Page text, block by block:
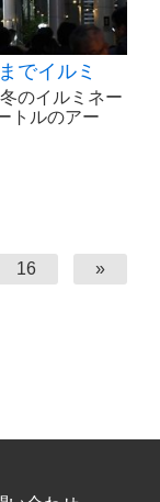
でイルミ
のイルミネー
トルのアー
16 »